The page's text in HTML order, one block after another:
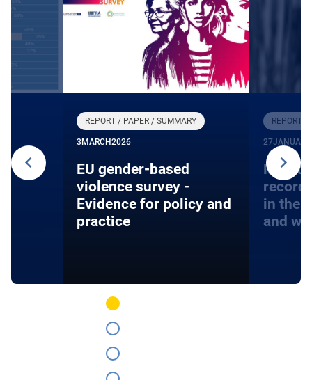
REPORT / PAPER / SUMMARY
3 MARCH2026
EU gender-based
violence survey -
Evidence for policy and
practice
REPORT /
27JANUARY
in the
and